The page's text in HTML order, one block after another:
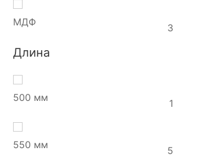
МДФ 3
Длина
500 мм 1
550 мм 5